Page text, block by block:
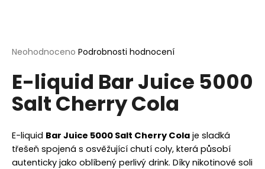
Průměrné
produktu
je
0,0
z
hvězdiček.
Neohodnoceno Podrobnosti hodnocení
E-liquid Bar Juice 5000
Salt Cherry Cola
E-liquid Bar Juice 5000 Salt Cherry Cola je sladká
třešeň spojená s osvěžující chutí coly, která působí
autenticky jako oblíbený perlivý drink. Díky nikotinové soli
í
t
?
HLEDAT